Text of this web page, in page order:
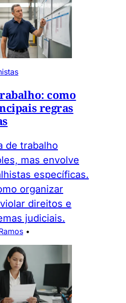
como
regras
de trabalho
mas envolve
específicas.
organizar
direitos e
judiciais.
•